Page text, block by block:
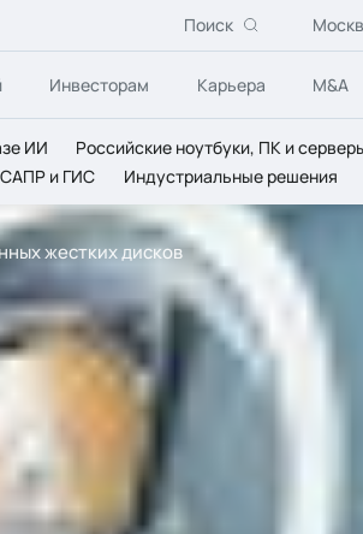
Поиск
Инвесторам Карьера M&A
ИИ Российские ноутбуки, ПК и
САПР и ГИС
Индустриальные решения
жестких дисков